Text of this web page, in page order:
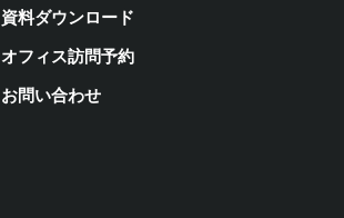
資料ダウンロード
オフィス訪問予約
お問い合わせ